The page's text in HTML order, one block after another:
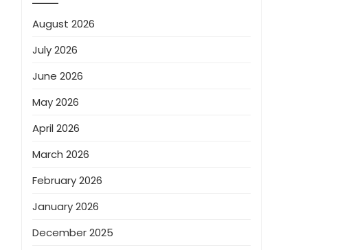
August 2026
July 2026
June 2026
May 2026
April 2026
March 2026
February 2026
January 2026
December 2025